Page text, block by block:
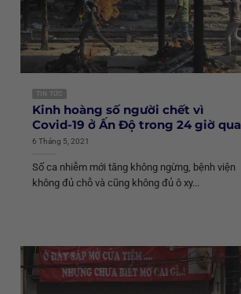
TIN TỨC
Kinh hoàng số người chết vì
Covid-19 ở Ấn Độ trong 24 giờ qua
6 Tháng 5, 2021
Số ca nhiễm mới tăng không ngừng, bệnh viện
không đủ chỗ và cũng không đủ ô xy...